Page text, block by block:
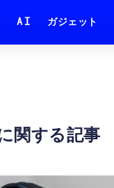
AI ガジェット